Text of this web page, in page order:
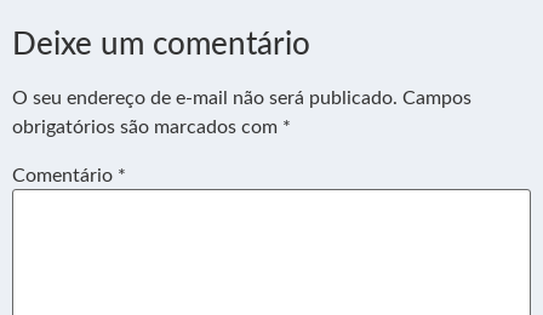
Deixe um comentário
O seu endereço de e-mail não será publicado. Campos
obrigatórios são marcados com *
Comentário *